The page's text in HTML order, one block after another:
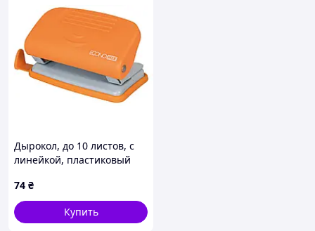
Дырокол, до 10 листов, с
линейкой, пластиковый
Economix
74 ₴
Купить